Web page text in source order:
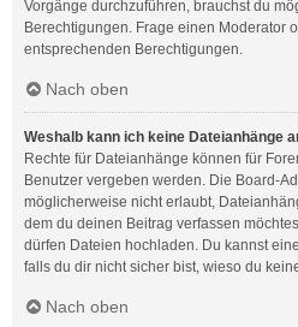
Vorgänge durchzuführen, brauchst du
Berechtigungen. Frage einen Moderator
entsprechenden Berechtigungen.
Nach oben
Weshalb kann ich keine Dateianhänge
Rechte für Dateianhänge können für
Benutzer vergeben werden. Die Board-
möglicherweise nicht erlaubt,
dem du deinen Beitrag verfassen
dürfen Dateien hochladen. Du kannst
falls du dir nicht sicher bist, wieso du
Nach oben